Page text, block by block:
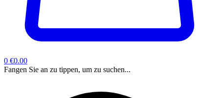
0 €0.00
Fangen Sie an zu tippen, um zu suchen...